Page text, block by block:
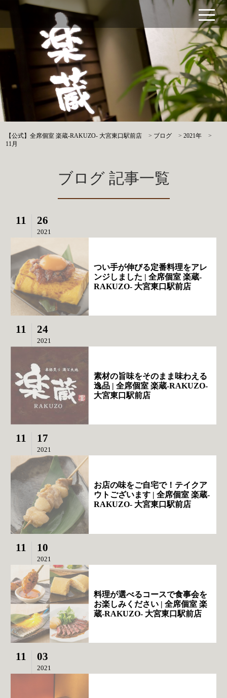
【公式】全席個室 楽蔵‐RAKUZO‐ 大宮東口駅前店 > ブログ >2021年
>
11月
ブログ 記事一覧
11 26
2021
つい手が伸びる定番料理をアレ
ンジしました | 全席個室 楽蔵‐
RAKUZO‐ 大宮東口駅前店
11 24
2021
素材の旨味をそのまま味わえる
逸品 | 全席個室 楽蔵‐RAKUZO‐
大宮東口駅前店
11 17
2021
お店の味をご自宅で！テイクア
ウトございます | 全席個室 楽蔵‐
RAKUZO‐ 大宮東口駅前店
11 10
2021
料理が選べるコースで食事会を
お楽しみください | 全席個室 楽
蔵‐RAKUZO‐ 大宮東口駅前店
11 03
2021